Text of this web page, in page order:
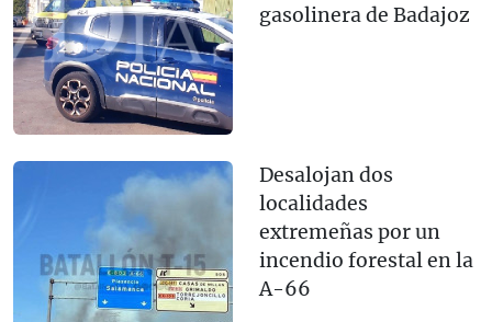
gasolinera de Badajoz
Desalojan dos
localidades
extremeñas por un
incendio forestal en la
A-66